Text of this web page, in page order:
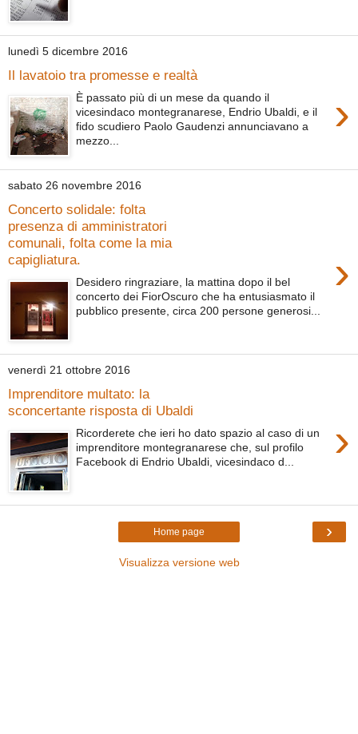
lunedì 5 dicembre 2016
Il lavatoio tra promesse e realtà
›
È passato più di un mese da quando il
vicesindaco montegranarese, Endrio Ubaldi, e il
fido scudiero Paolo Gaudenzi annunciavano a
mezzo...
sabato 26 novembre 2016
Concerto solidale: folta
presenza di amministratori
comunali, folta come la mia
capigliatura.
›
Desidero ringraziare, la mattina dopo il bel
concerto dei FiorOscuro che ha entusiasmato il
pubblico presente, circa 200 persone generosi...
venerdì 21 ottobre 2016
Imprenditore multato: la
sconcertante risposta di Ubaldi
›
Ricorderete che ieri ho dato spazio al caso di un
imprenditore montegranarese che, sul profilo
Facebook di Endrio Ubaldi, vicesindaco d...
›
Home page
Visualizza versione web